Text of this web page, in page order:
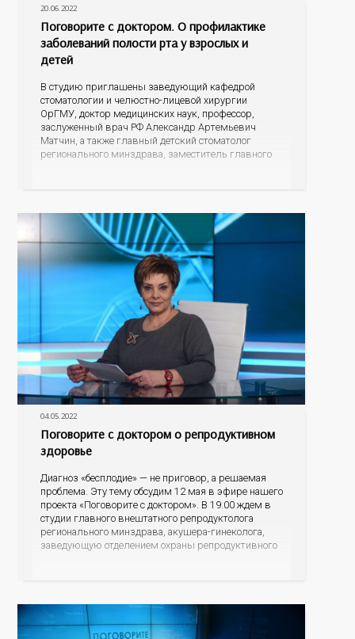
20.06.2022
Поговорите с доктором. О профилактике
заболеваний полости рта у взрослых и
детей
В студию приглашены заведующий кафедрой
стоматологии и челюстно-лицевой хирургии
ОрГМУ, доктор медицинских наук, профессор,
заслуженный врач РФ Александр Артемьевич
Матчин, а также главный детский стоматолог
регионального минздрава, заместитель главного
Нужно ли обращаться к стоматологу с
профилактической целью, когда
04.05.2022
Поговорите с доктором о репродуктивном
здоровье
Диагноз «бесплодие» — не приговор, а решаемая
проблема. Эту тему обсудим 12 мая в эфире нашего
проекта «Поговорите с доктором». В 19.00 ждем в
студии главного внештатного репродуктолога
регионального минздрава, акушера-гинеколога,
заведующую отделением охраны репродуктивного
сегодня